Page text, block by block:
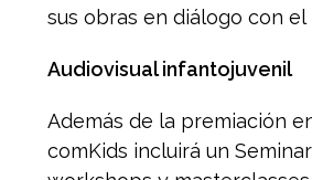
sus obras en diálogo con
Audiovisual infantojuvenil
Además de la premiación
comKids incluirá un